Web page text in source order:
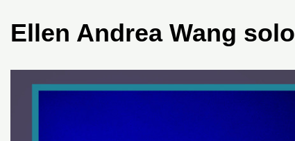
Ellen Andrea Wang solo